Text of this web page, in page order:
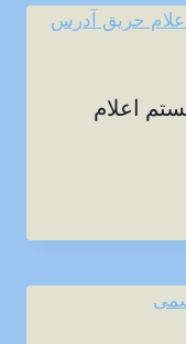
اعلام